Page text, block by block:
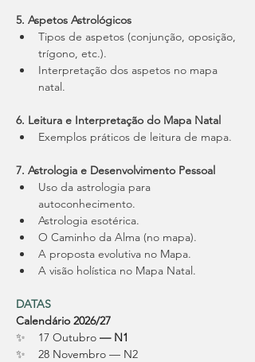
5. Aspetos Astrológicos
﻿﻿Tipos de aspetos (conjunção, oposição,
trígono, etc.).
Interpretação dos aspetos no mapa
natal.
6. Leitura e Interpretação do Mapa Natal
Exemplos práticos de leitura de mapa.
7. Astrologia e Desenvolvimento Pessoal
Uso da astrologia para
autoconhecimento.
Astrologia esotérica.
O Caminho da Alma (no mapa).
A proposta evolutiva no Mapa.
A visão holística no Mapa Natal.
DATAS
Calendário 2026/27
✨    17 Outubro — N1
✨    28 Novembro — N2